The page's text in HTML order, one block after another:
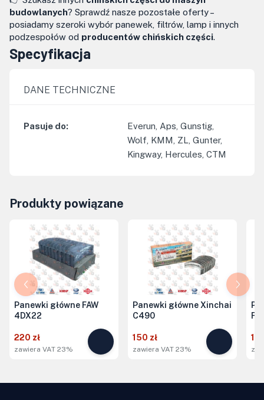
budowlanych? Sprawdź nasze pozostałe oferty –
posiadamy szeroki wybór panewek, filtrów, lamp i innych
podzespołów od producentów chińskich części.
Specyfikacja
DANE TECHNICZNE
Pasuje do:
Everun, Aps, Gunstig,
Wolf, KMM, ZL, Gunter,
Kingway, Hercules, CTM
Produkty powiązane
Panewki główne FAW
4DX22
220 zł
zawiera VAT 23%
Panewki główne Xinchai
C490
150 zł
zawiera VAT 23%